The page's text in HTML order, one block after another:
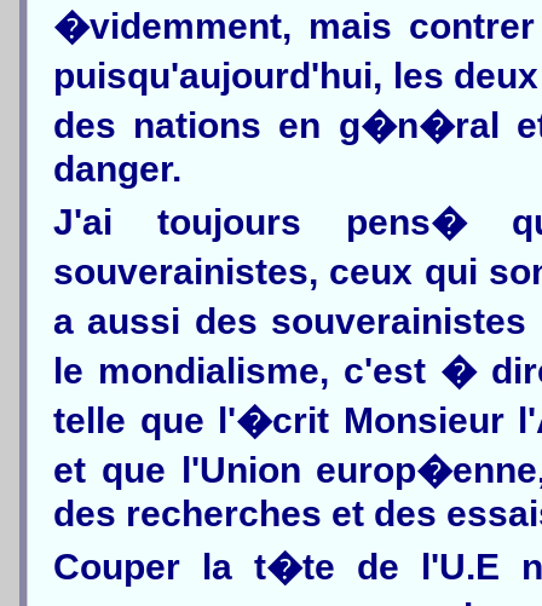
�videmment, mais
puisqu'aujourd'hui, les
des nations en g�n�ral
danger.
J'ai toujours pens�
souverainistes, ceux qui
a aussi des
le mondialisme, c'est �
telle que l'�crit Monsieur
et que l'Union
des recherches et des
Couper la t�te de l'U.E